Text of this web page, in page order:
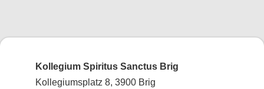
Kollegium Spiritus Sanctus Brig
Kollegiumsplatz 8, 3900 Brig